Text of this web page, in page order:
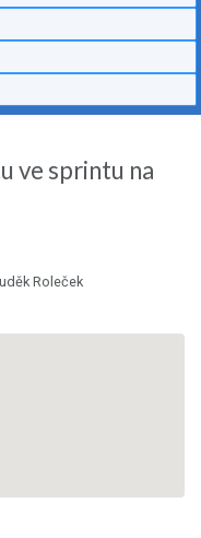
ve sprintu na
Roleček